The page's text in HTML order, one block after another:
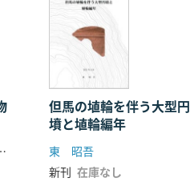
査団 編
但馬の埴輪を伴う大型円
墳と埴輪編年
東 昭吾
新刊 在庫なし